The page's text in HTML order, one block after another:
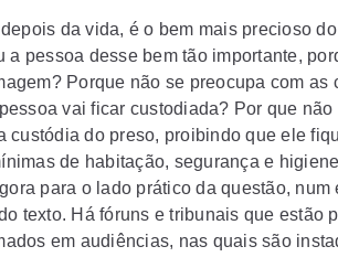
da vida, é o bem mais precioso
a pessoa desse bem tão importante,
Porque não se preocupa com as
vai ficar custodiada? Por que
custódia do preso, proibindo que ele
de habitação, segurança e
para o lado prático da questão, num
texto. Há fóruns e tribunais que estão
em audiências, nas quais são